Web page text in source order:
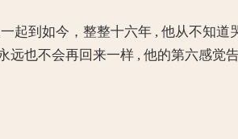
到如今，整整十六年 , 他从不知道
也不会再回来一样 , 他的第六感觉告